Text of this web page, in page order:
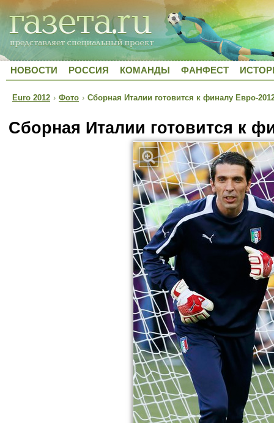
НОВОСТИ РОССИЯ КОМАНДЫ ФАНФЕСТ
Euro 2012 › Фото › Сборная Италии готовится к финалу Евро-
Сборная Италии готовится к